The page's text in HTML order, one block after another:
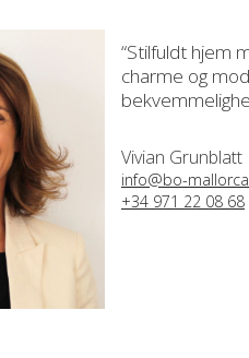
“Stilfuldt hjem
charme og
Vivian Grunblatt
info@bo-
+34 971 22 08 68